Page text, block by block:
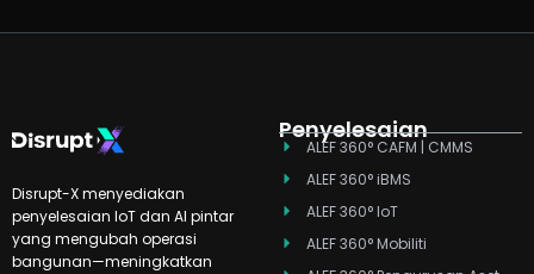
Disrupt-X menyediakan
penyelesaian IoT dan AI pintar
yang mengubah operasi
bangunan—meningkatkan
Penyelesaian
ALEF 360° CAFM | CMMS
ALEF 360° iBMS
ALEF 360° IoT
ALEF 360° Mobiliti